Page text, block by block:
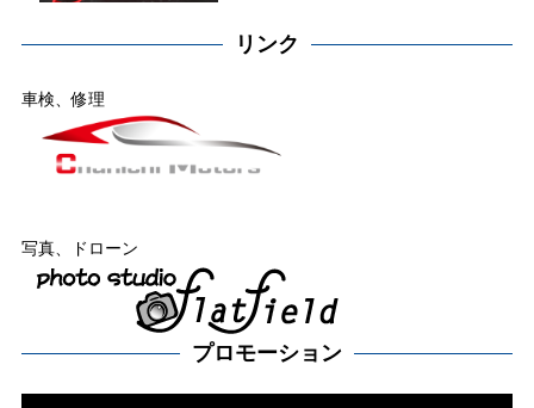
リンク
車検、修理
写真、ドローン
プロモーション